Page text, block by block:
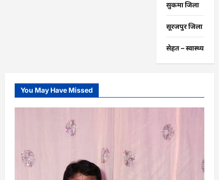
सुकमा जिला
सूरजपुर जिला
सेहत – स्‍वास्‍थ्‍य
You May Have Missed